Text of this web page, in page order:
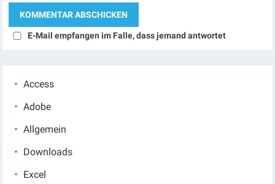
E-Mail empfangen im Falle, dass jemand antwortet
Access
Adobe
Allgemein
Downloads
Excel